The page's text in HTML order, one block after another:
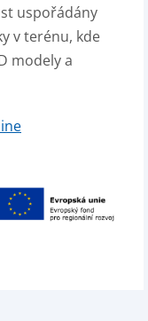
uspořádány
v terénu, kde
modely a